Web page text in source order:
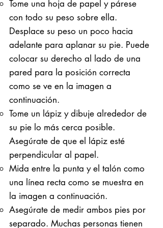
Tome una hoja de papel y párese
con todo su peso sobre ella. ​
Desplace su peso un poco hacia
adelante para aplanar su pie. Puede
colocar su derecho al lado de una
pared para la posición correcta
como se ve en la imagen a
continuación.
Tome un lápiz y dibuje alrededor de
su pie lo más cerca posible.
Asegúrate de que el lápiz esté
perpendicular al papel.
Mida entre la punta y el talón como
una línea recta como se muestra en
la imagen a continuación.
Asegúrate de medir ambos pies por
separado. Muchas personas tienen